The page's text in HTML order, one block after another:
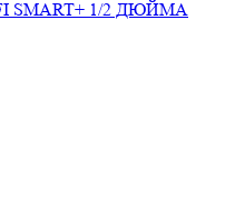
SMART+ 1/2 ДЮЙМА